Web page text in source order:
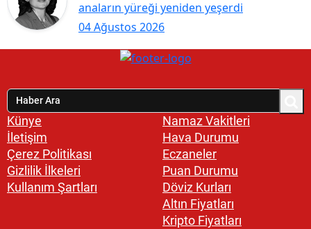
04 Ağustos 2026
anaların yüreği yeniden yeşerdi
Künye
İletişim
Çerez Politikası
Gizlilik İlkeleri
Kullanım Şartları
Namaz Vakitleri
Hava Durumu
Eczaneler
Puan Durumu
Döviz Kurları
Altın Fiyatları
Kripto Fiyatları